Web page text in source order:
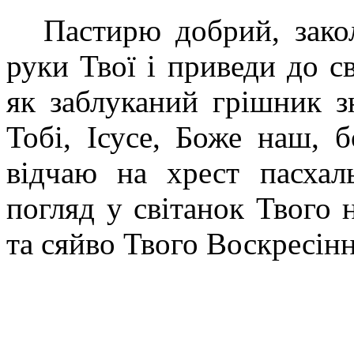
Пастирю добрий,
руки Твої і приведи до
як заблуканий грішник
Тобі, Ісусе, Боже наш,
відчаю на хрест
погляд у світанок Твого
та сяйво Твого